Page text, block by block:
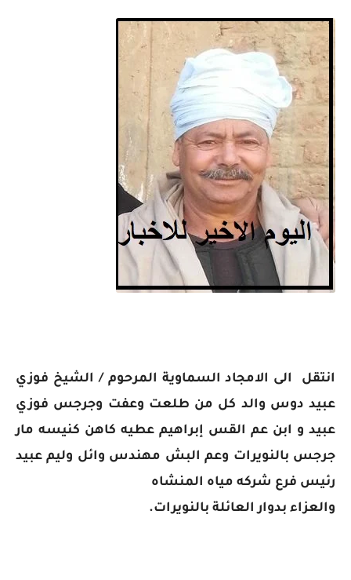
انتقل الى الامجاد السماوية المرحوم / الشيخ فوزي
عبيد دوس والد كل من طلعت وعفت وجرجس فوزي
عبيد و ابن عم القس إبراهيم عطيه كاهن كنيسه مار
جرجس بالنويرات وعم البش مهندس وائل وليم عبيد
رئيس فرع شركه مياه المنشاه
والعزاء بدوار العائلة بالنويرات.